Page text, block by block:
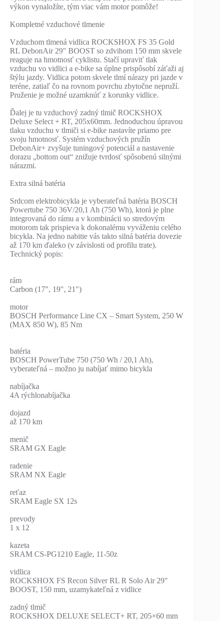
výkon vynaložíte, tým viac vám motor pomôže!
Kompletné vzduchové tlmenie
Vzduchom tlmená vidlica ROCKSHOX FS 35 Gold
RL DebonAir 29" BOOST so zdvihom 150 mm skvele
reaguje na hmotnosť cyklistu. Stačí upraviť tlak
vzduchu vo vidlici a e-bike sa úplne prispôsobí záťaži aj
štýlu jazdy. Vidlica potom skvele tlmí nárazy pri jazde v
teréne, zatiaľ čo na rovnom povrchu zbytočne nepruží.
Pruženie je možné uzamknúť z korunky vidlice.
Ďalej je tu vzduchový zadný tlmič ROCKSHOX
Deluxe Select + RT, 205x60mm. Jednoduchou úpravou
tlaku vzduchu v tlmiči si e-bike nastavíte priamo pre
svoju hmotnosť. Systém vzduchových pružín
DebonAir+ zvyšuje tuningový potenciál a nastavenie
dorazu „bottom out“ znižuje tvrdosť spôsobenú silnými
nárazmi.
Extra silná batéria
Srdcom elektrobicykla je vyberateľná batéria BOSCH
Powertube 750 36V/20,1 Ah (750 Wh), ktorá je plne
integrovaná do rámu a v kombinácii so stredovým
motorom tak prispieva k dokonalému vyváženiu celého
bicykla. Na jedno nabitie vás takto silná batéria dovezie
až 170 km ďaleko (v závislosti od profilu trate).
Technický popis:
rám
Carbon (17", 19", 21")
motor
BOSCH Performance Line CX – Smart System, 250 W
(MAX 850 W), 85 Nm
batéria
BOSCH PowerTube 750 (750 Wh / 20,1 Ah),
vyberateľná – možno ju nabíjať mimo bicykla
nabíjačka
4A rýchlonabíjačka
dojazd
až 170 km
menič
SRAM GX Eagle
radenie
SRAM NX Eagle
reťaz
SRAM Eagle SX 12s
prevody
1 x 12
kazeta
SRAM CS-PG1210 Eagle, 11-50z
vidlica
ROCKSHOX FS Recon Silver RL R Solo Air 29"
BOOST, 150 mm, uzamykateľná z vidlice
zadný tlmič
ROCKSHOX DELUXE SELECT+ RT, 205×60 mm